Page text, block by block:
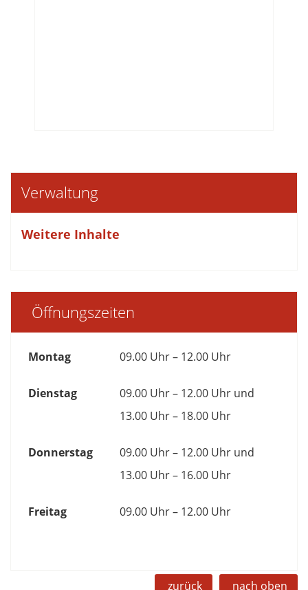
Verwaltung
Weitere Inhalte
Öffnungszeiten
Montag 09.00 Uhr – 12.00 Uhr
Dienstag
09.00 Uhr – 12.00 Uhr und
13.00 Uhr – 18.00 Uhr
Donnerstag
09.00 Uhr – 12.00 Uhr und
13.00 Uhr – 16.00 Uhr
Freitag 09.00 Uhr – 12.00 Uhr
zurück nach oben